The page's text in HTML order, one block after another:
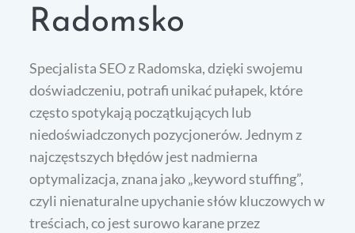
Radomsko
Specjalista SEO z Radomska, dzięki swojemu
doświadczeniu, potrafi unikać pułapek, które
często spotykają początkujących lub
niedoświadczonych pozycjonerów. Jednym z
najczęstszych błędów jest nadmierna
optymalizacja, znana jako „keyword stuffing”,
czyli nienaturalne upychanie słów kluczowych w
treściach, co jest surowo karane przez